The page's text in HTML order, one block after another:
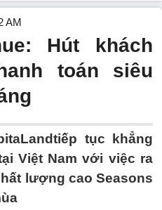
AM
Hút khách
toán siêu
tục khẳng
Việt Nam với việc ra
lượng cao Seasons